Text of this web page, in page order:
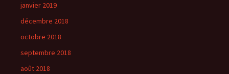
janvier 2019
décembre 2018
octobre 2018
septembre 2018
août 2018